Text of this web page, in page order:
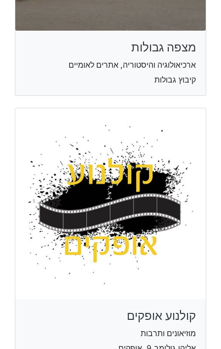
מצפה גבולות
ארכיאולוגיה והיסטוריה, אתרים לאומיים
קיבוץ גבולות
קולנוע אופקים
מוזיאונים ותרבות